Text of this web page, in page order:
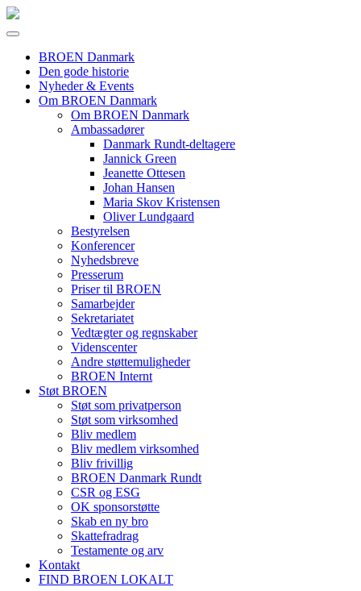
BROEN Danmark
Den gode historie
Nyheder & Events
Om BROEN Danmark
Om BROEN Danmark
Ambassadører
Danmark Rundt-deltagere
Jannick Green
Jeanette Ottesen
Johan Hansen
Maria Skov Kristensen
Oliver Lundgaard
Bestyrelsen
Konferencer
Nyhedsbreve
Presserum
Priser til BROEN
Samarbejder
Sekretariatet
Vedtægter og regnskaber
Videnscenter
Andre støttemuligheder
BROEN Internt
Støt BROEN
Støt som privatperson
Støt som virksomhed
Bliv medlem
Bliv medlem virksomhed
Bliv frivillig
BROEN Danmark Rundt
CSR og ESG
OK sponsorstøtte
Skab en ny bro
Skattefradrag
Testamente og arv
Kontakt
FIND BROEN LOKALT